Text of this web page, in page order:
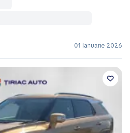
01 Ianuarie 2026